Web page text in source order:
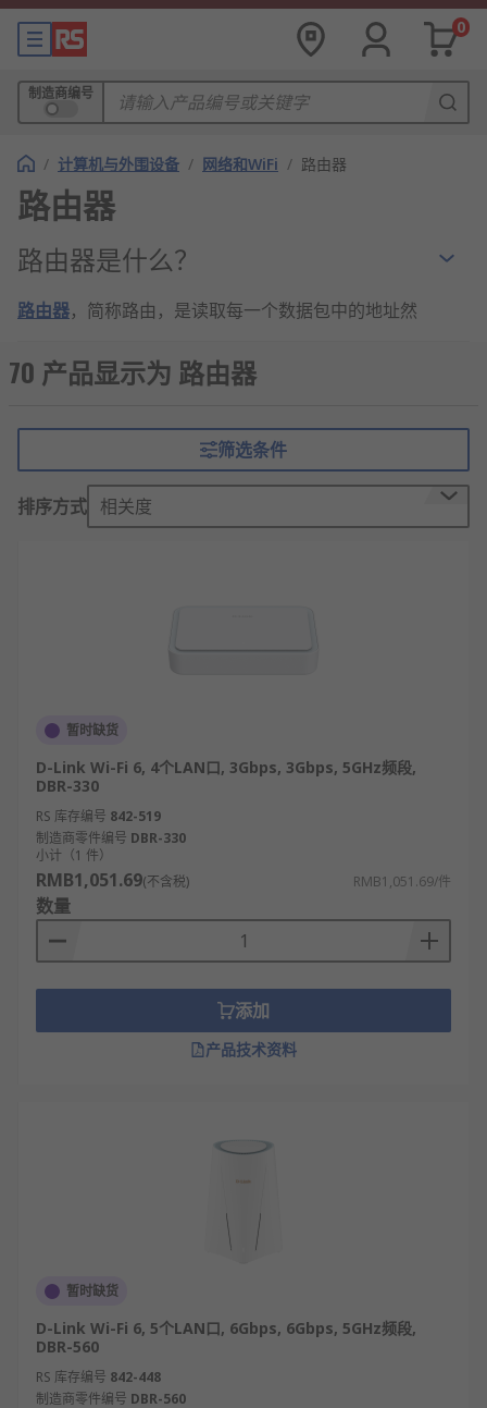
0
制造商编号
/ 计算机与外围设备 / 网络和WiFi / 路由器
路由器
路由器是什么？
路由器，简称路由，是读取每一个数据包中的地址然
路由器的工作原理
路由器能够理解不同的协议，例如某个局域网
使用的以太网协议，因特网使用的TCP/IP协
议。
这样，路由器可以分析各种不同类型网络传来
调制解调器可将提供商的网络服务带入家中或
办公室。然后，将数据发送至路由器，路由器
再将互联网连接转发至所有Wi-Fi设备，如笔记
本电脑和智能手机。互联网连接包含数据包，
如电子邮件或网页，其中包含需告知路由器数
据目换地的IP网络地址。
路由器的应用
家用和小型办公室中的路由可在家用电脑和互
联网之间实现IP数据包的简单转发。
大型企业则需要性能更强大且功能更复杂的企
业级路由器，其通常用于在更大的地域
RS为您提供了不同品牌的路由器，如
挑选，从而满足不同的应用场景需求。
欢迎查看和订购
小时内发货，线上下单满额免运费。
70 产品显示为 路由器
筛选条件
排序方式 相关度
暂时缺货
D-Link Wi-Fi 6, 4个LAN口, 3Gbps, 3Gbps, 5GHz频段,
DBR-330
RS 库存编号 842-519
制造商零件编号 DBR-330
小计（1 件）
RMB1,051.69(不含税) RMB1,051.69/件
数量
添加
产品技术资料
暂时缺货
D-Link Wi-Fi 6, 5个LAN口, 6Gbps, 6Gbps, 5GHz频段,
DBR-560
RS 库存编号 842-448
制造商零件编号 DBR-560